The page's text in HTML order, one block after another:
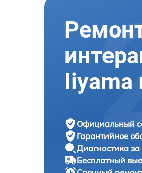
Iiyama
Официальный
Гарантийное
Диагностика за
Бесплатный